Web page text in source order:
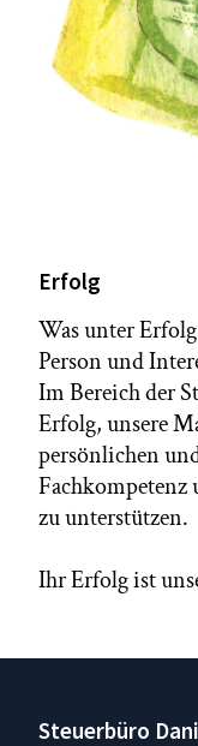
Erfolg
Was unter
Person und
Im Bereich der
Erfolg, unsere
persönlichen
Fachkompetenz
zu unterstützen.
Ihr Erfolg ist
Steuerbüro